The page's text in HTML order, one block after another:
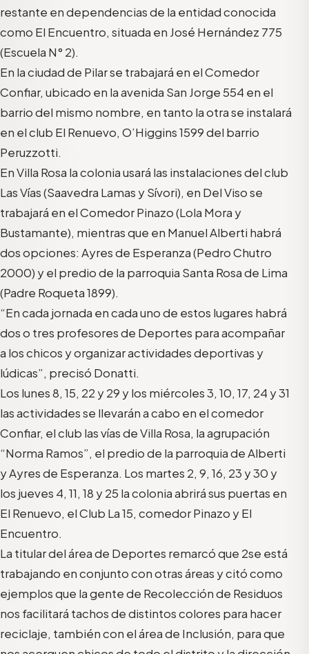
restante en dependencias de la entidad conocida
como El Encuentro, situada en José Hernández 775
(Escuela N° 2).
En la ciudad de Pilar se trabajará en el Comedor
Confiar, ubicado en la avenida San Jorge 554 en el
barrio del mismo nombre, en tanto la otra se instalará
en el club El Renuevo, O’Higgins 1599 del barrio
Peruzzotti.
En Villa Rosa la colonia usará las instalaciones del club
Las Vías (Saavedra Lamas y Sívori), en Del Viso se
trabajará en el Comedor Pinazo (Lola Mora y
Bustamante), mientras que en Manuel Alberti habrá
dos opciones: Ayres de Esperanza (Pedro Chutro
2000) y el predio de la parroquia Santa Rosa de Lima
(Padre Roqueta 1899).
“En cada jornada en cada uno de estos lugares habrá
dos o tres profesores de Deportes para acompañar
a los chicos y organizar actividades deportivas y
lúdicas”, precisó Donatti.
Los lunes 8, 15, 22 y 29 y los miércoles 3, 10, 17, 24 y 31
las actividades se llevarán a cabo en el comedor
Confiar, el club las vías de Villa Rosa, la agrupación
“Norma Ramos”, el predio de la parroquia de Alberti
y Ayres de Esperanza. Los martes 2, 9, 16, 23 y 30 y
los jueves 4, 11, 18 y 25 la colonia abrirá sus puertas en
El Renuevo, el Club La 15, comedor Pinazo y El
Encuentro.
La titular del área de Deportes remarcó que 2se está
trabajando en conjunto con otras áreas y citó como
ejemplos que la gente de Recolección de Residuos
nos facilitará tachos de distintos colores para hacer
reciclaje, también con el área de Inclusión, para que